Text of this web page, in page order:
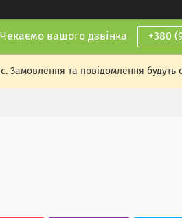
Чекаємо вашого дзвінка +380
Замовлення та повідомлення